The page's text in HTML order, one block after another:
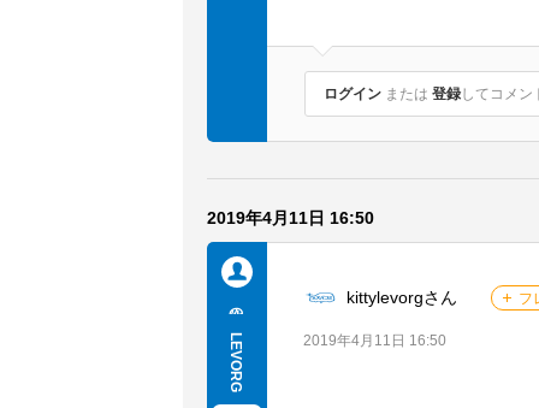
ログイン または 登録 してコメン
2019年4月11日 16:50
kittylevorgさん フ
2019年4月11日 16:50
他の人
LEVORG